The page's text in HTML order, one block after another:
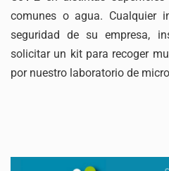
comunes o agua. Cualquier
seguridad de su empresa,
solicitar un kit para recoger
por nuestro laboratorio de